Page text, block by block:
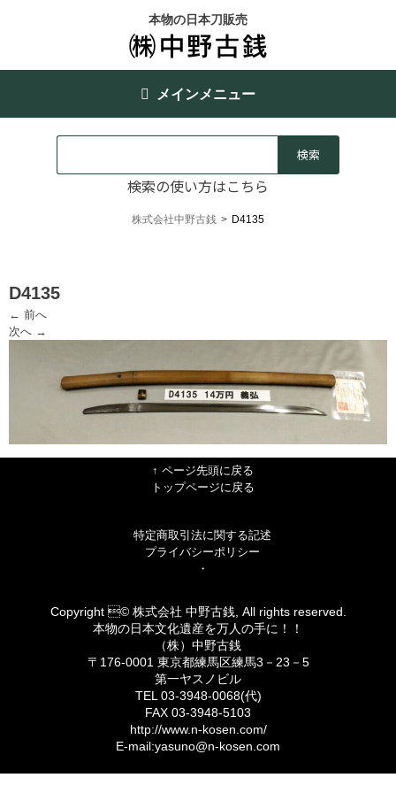
本物の日本刀販売
メインメニュー
検索の使い方はこちら
株式会社中野古銭 > D4135
D4135
← 前へ
次へ →
↑ ページ先頭に戻る
トップページに戻る
特定商取引法に関する記述
プライバシーポリシー
・
Copyright © 株式会社 中野古銭, All rights reserved.
本物の日本文化遺産を万人の手に！！
（株）中野古銭
〒176-0001 東京都練馬区練馬3－23－5
第一ヤスノビル
TEL 03-3948-0068(代)
FAX 03-3948-5103
http://www.n-kosen.com/
E-mail:yasuno@n-kosen.com